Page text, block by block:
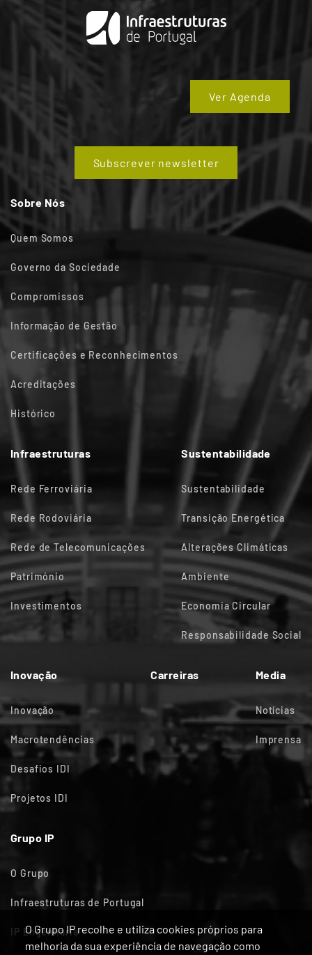
O Grupo IP recolhe e utiliza cookies próprios para
melhoria da sua experiência de navegação como
Ver Agenda
Subscrever newsletter
Sobre Nós
Quem Somos
Governo da Sociedade
Compromissos
Informação de Gestão
Certificações e Reconhecimentos
Acreditações
Histórico
Infraestruturas
Rede Ferroviária
Rede Rodoviária
Rede de Telecomunicações
Património
Investimentos
Sustentabilidade
Sustentabilidade
Transição Energética
Alterações Climáticas
Ambiente
Economia Circular
Responsabilidade Social
Inovação
Inovação
Macrotendências
Desafios IDI
Projetos IDI
Carreiras Media
Notícias
Imprensa
Grupo IP
O Grupo
Infraestruturas de Portugal
IP Engenharia